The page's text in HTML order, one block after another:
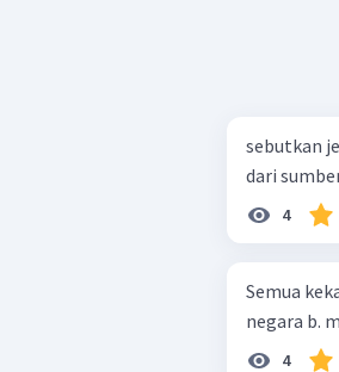
sebutkan
dari
4
Semua
negara b.
4